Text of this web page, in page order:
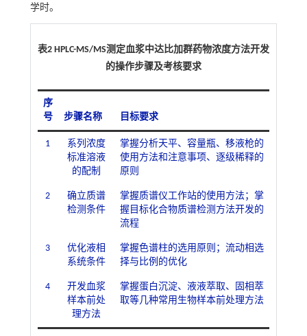
学时。
表2 HPLC-MS/MS测定血浆中达比加群药物浓度方法开发
的操作步骤及考核要求
序
号
步骤名称 目标要求
1
系列浓度
标准溶液
的配制
掌握分析天平、容量瓶、移液枪的
使用方法和注意事项、逐级稀释的
原则
2
确立质谱
检测条件
掌握质谱仪工作站的使用方法；掌
握目标化合物质谱检测方法开发的
流程
3
优化液相
系统条件
掌握色谱柱的选用原则；流动相选
择与比例的优化
4
开发血浆
样本前处
理方法
掌握蛋白沉淀、液液萃取、固相萃
取等几种常用生物样本前处理方法